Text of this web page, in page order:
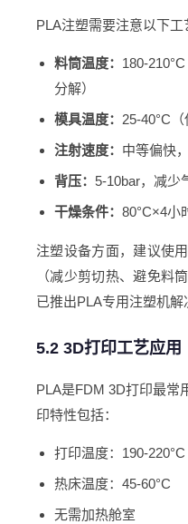
PLA注塑需要注意以下工
料筒温度： 180-
分解）
模具温度： 25-40°C
注射速度： 中等偏快
背压： 5-10bar，减少
干燥条件： 80°C×4小
注塑设备方面，建议使
（减少剪切热、避免料
已推出PLA专用注塑机解
5.2 3D打印工艺应用
PLA是FDM 3D打印最常
印特性包括：
打印温度：190-220°C
热床温度：45-60°C
无需加热舱室